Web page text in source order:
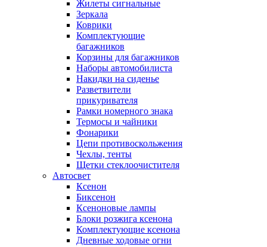
Жилеты сигнальные
Зеркала
Коврики
Комплектующие
багажников
Корзины для багажников
Наборы автомобилиста
Накидки на сиденье
Разветвители
прикуривателя
Рамки номерного знака
Термосы и чайники
Фонарики
Цепи противоскольжения
Чехлы, тенты
Щетки стеклоочистителя
Автосвет
Ксенон
Биксенон
Ксеноновые лампы
Блоки розжига ксенона
Комплектующие ксенона
Дневные ходовые огни